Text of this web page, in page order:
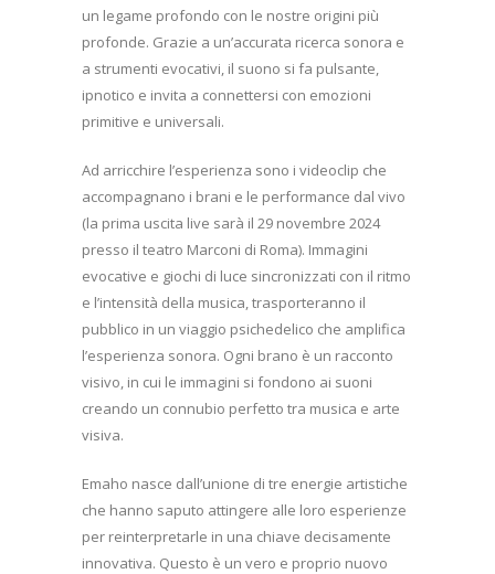
un legame profondo con le nostre origini più
profonde. Grazie a un’accurata ricerca sonora e
a strumenti evocativi, il suono si fa pulsante,
ipnotico e invita a connettersi con emozioni
primitive e universali.
Ad arricchire l’esperienza sono i videoclip che
accompagnano i brani e le performance dal vivo
(la prima uscita live sarà il 29 novembre 2024
presso il teatro Marconi di Roma). Immagini
evocative e giochi di luce sincronizzati con il ritmo
e l’intensità della musica, trasporteranno il
pubblico in un viaggio psichedelico che amplifica
l’esperienza sonora. Ogni brano è un racconto
visivo, in cui le immagini si fondono ai suoni
creando un connubio perfetto tra musica e arte
visiva.
Emaho nasce dall’unione di tre energie artistiche
che hanno saputo attingere alle loro esperienze
per reinterpretarle in una chiave decisamente
innovativa. Questo è un vero e proprio nuovo